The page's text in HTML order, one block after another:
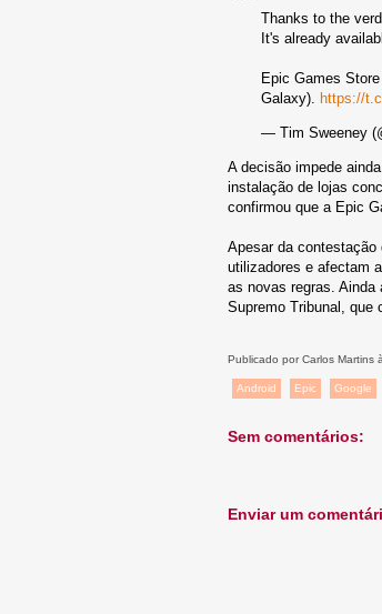
Thanks to the
It's already
Epic Games
Galaxy). https://
— Tim Sweeney
A decisão impede
instalação de lojas
confirmou que a Epic
Apesar da
utilizadores e afectam
as novas regras.
Supremo Tribunal, que
Publicado porCarlos Martins
Android Epic Google
Sem comentários:
Enviar um